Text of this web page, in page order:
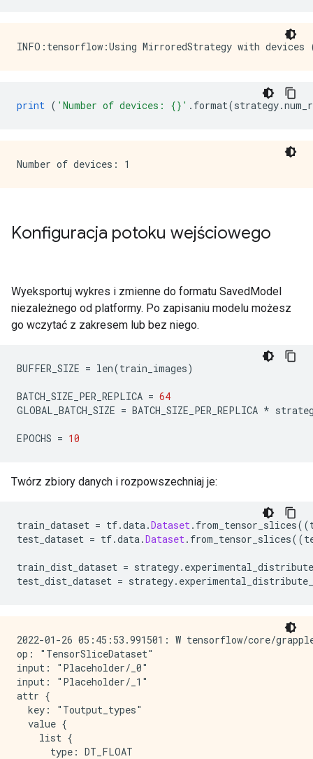
print ( 'Number of devices: {}' . format(strategy.
Konfiguracja potoku wejściowego
Wyeksportuj wykres i zmienne do formatu SavedModel
niezależnego od platformy. Po zapisaniu modelu możesz
go wczytać z zakresem lub bez niego.
BUFFER_SIZE = len(train_images)
BATCH_SIZE_PER_REPLICA = 64
GLOBAL_BATCH_SIZE = BATCH_SIZE_PER_REPLICA *
EPOCHS = 10
Twórz zbiory danych i rozpowszechniaj je:
train_dataset = tf.data.Dataset. from_tensor_slices((
test_dataset = tf.data.Dataset. from_tensor_slices((
train_dist_dataset = strategy.
test_dist_dataset = strategy.
2022-01-26 05:45:53.991501: W tensorflow/core/
op: "TensorSliceDataset"
input: "Placeholder/_0"
input: "Placeholder/_1"
attr {
  key: "Toutput_types"
  value {
    list {
      type: DT_FLOAT